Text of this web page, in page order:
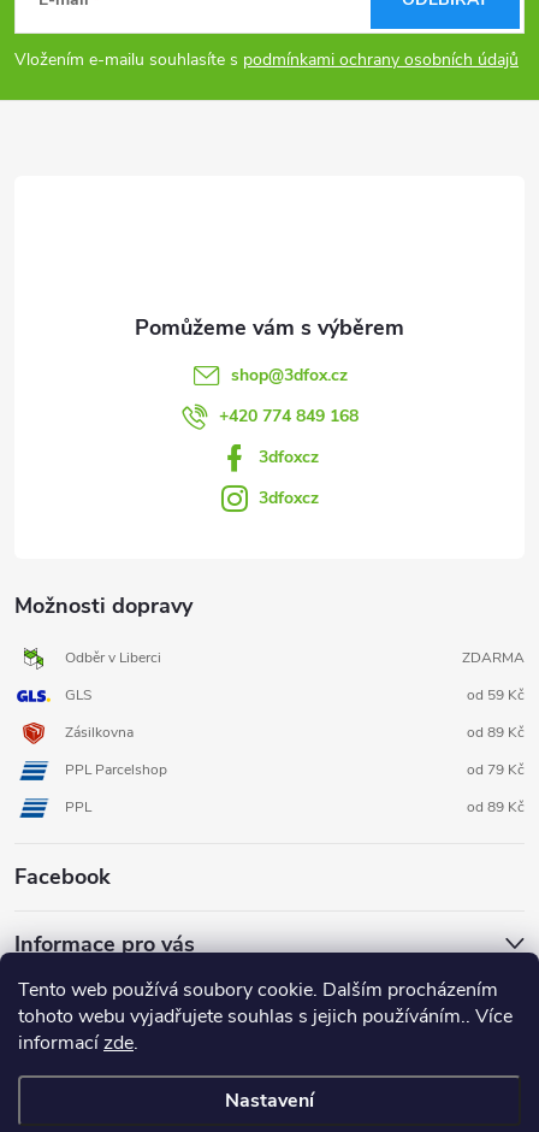
Tento web používá soubory cookie. Dalším procházením
tohoto webu vyjadřujete souhlas s jejich používáním.. Více
informacízde.
Nastavení
p
a
Vložením e-mailu souhlasíte s podmínkami ochrany osobních údajů
Možnosti dopravy
Odběr v Liberci
ZDARMA
GLS
od 59 Kč
Zásilkovna
od 89 Kč
PPL Parcelshop
od 79 Kč
PPL
od 89 Kč
Facebook
Informace pro vás
shop@3dfox.cz
+420 774 849 168
3dfoxcz
3dfoxcz